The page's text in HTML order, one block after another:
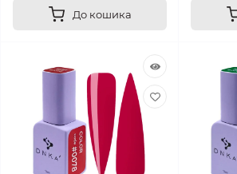
До кошика